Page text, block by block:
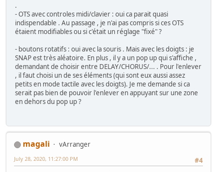
.
- OTS avec controles midi/clavier : oui ca parait quasi
indispendable . Au passage , je n'ai pas compris si ces OTS
étaient modifiables ou si c'était un réglage "fixé" ?
- boutons rotatifs : oui avec la souris . Mais avec les doigts : je
SNAP est très aléatoire. En plus , il y a un pop up qui s'affiche ,
demandant de choisir entre DELAY/CHORUS/... . Pour l'enlever
, il faut choisi un de ses éléments (qui sont eux aussi assez
petits en mode tactile avec les doigts). Je me demande si ca
serait pas bien de pouvoir l'enlever en appuyant sur une zone
en dehors du pop up ?
magali
vArranger
#4
July 28, 2020, 11:27:00 PM